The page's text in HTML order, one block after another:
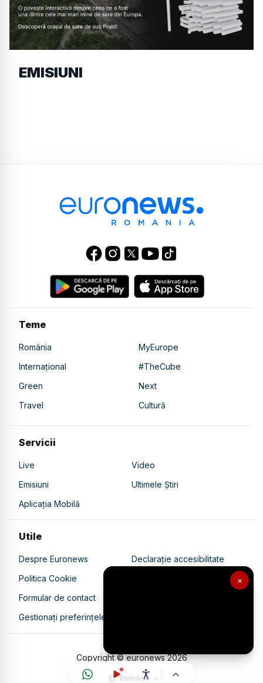
×
EMISIUNI
Teme
România
MyEurope
Internațional
#TheCube
Green
Next
Travel
Cultură
Servicii
Live
Video
Emisiuni
Ultimele Știri
Aplicația Mobilă
Utile
Despre Euronews
Declarație accesibilitate
Politica Cookie
Politica de confidențialitate
Formular de contact
Gestionați preferințele
Copyright © euronews2026
Română